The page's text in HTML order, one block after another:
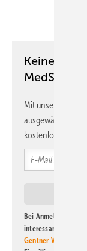
Keine
MedSach
Mit unserem
ausgewählte
kostenlos direkt
Bei Anmeldung zu
interessante
Gentner Verlag